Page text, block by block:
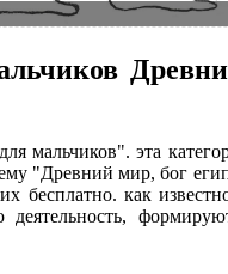
мальчиков". эта
"Древний мир, бог
бесплатно. как
деятельность,